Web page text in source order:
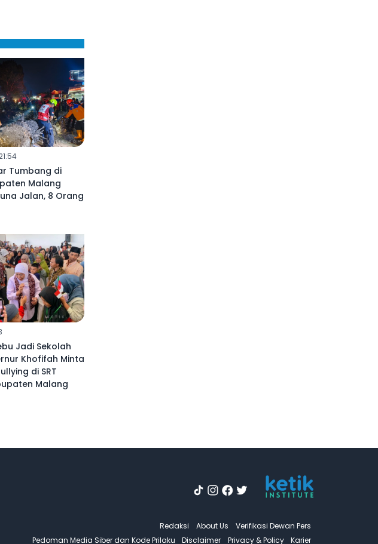
Tumbang di
Malang
Jalan, 8 Orang
Jadi Sekolah
Khofifah Minta
di SRT
Malang
Redaksi About Us
Verifikasi Dewan Pers
Pedoman Media Siber dan Kode Prilaku
Disclaimer Privacy & Policy Karier